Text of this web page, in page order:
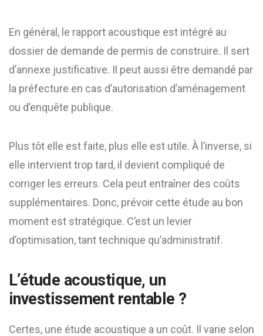
En général, le rapport acoustique est intégré au
dossier de demande de permis de construire. Il sert
d’annexe justificative. Il peut aussi être demandé par
la préfecture en cas d’autorisation d’aménagement
ou d’enquête publique.
Plus tôt elle est faite, plus elle est utile. À l’inverse, si
elle intervient trop tard, il devient compliqué de
corriger les erreurs. Cela peut entraîner des coûts
supplémentaires. Donc, prévoir cette étude au bon
moment est stratégique. C’est un levier
d’optimisation, tant technique qu’administratif.
L’étude acoustique, un
investissement rentable ?
Certes, une étude acoustique a un coût. Il varie selon